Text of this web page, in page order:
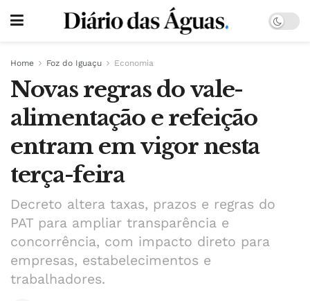
Home Foz do Iguaçu Economia
Novas regras do vale-
alimentação e refeição
entram em vigor nesta
terça-feira
Decreto altera taxas, prazos e regras do
PAT para ampliar transparência e
concorrência, com impacto direto para
empresas, estabelecimentos e
trabalhadores.